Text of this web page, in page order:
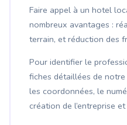
Faire appel à un hotel
nombreux avantages :
terrain, et réduction des
Pour identifier le
fiches détaillées de
les coordonnées, le
création de l’entreprise